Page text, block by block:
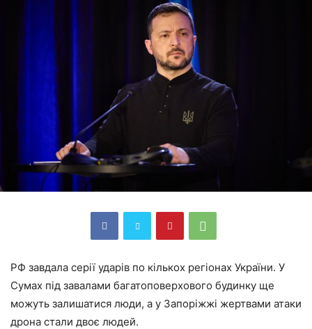
РФ завдала серії ударів по кількох регіонах України. У
Сумах під завалами багатоповерхового будинку ще
можуть залишатися люди, а у Запоріжжі жертвами атаки
дрона стали двоє людей.